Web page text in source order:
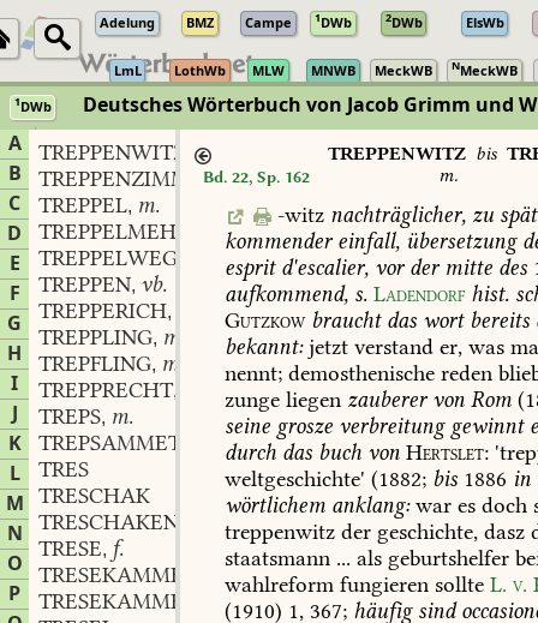
Adelung BMZ Campe 1DWb 2DWb ElsWb
LmL LothWb MLW MNWB MeckWB NMeckWB
1DWb Deutsches Wörterbuch von Jacob Grimm und
A
B
C
D
E
F
G
H
I
J
K
L
M
N
O
P
TREPPENWITZ
TREPPENZIMMER
TREPPEL, m.
TREPPELMEHL
TREPPELWEG
TREPPEN, vb.
TREPPERICH,
TREPPLING, m.
TREPFLING, m.
TREPPRECHT,
TREPS, m.
TREPSAMMET
TRES
TRESCHAK
TRESCHAKEN
TRESE, f.
TRESEKAMMER
TRESEKAMMERTÜR
Bd. 22, Sp. 162
TREPPENWITZbis
m.
-witz nachträglicher,zuspät
kommendereinfall, übersetzung
espritd'escalier, vordermitte des
aufkommend, s. Ladendorf hist.
Gutzkow brauchtdas wortbereits
bekannt:jetzt verstand er, was
nennt; demosthenische reden
zunge liegen zauberervon Rom
seine grosze verbreitunggewinnt
durch das buch von Hertslet:
weltgeschichte' (1882; bis 1886 in
wörtlichem anklang:war es doch
treppenwitz der geschichte, dasz
staatsmann ... als geburtshelfer
wahlreform fungieren sollte L. v.
(1910) 1, 367; häufigsind